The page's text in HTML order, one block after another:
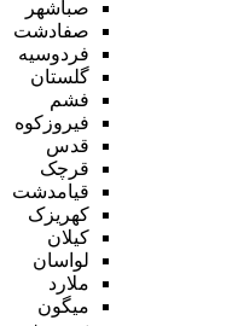
صباشهر
صفادشت
فردوسیه
گلستان
فشم
فیروزکوه
قدس
قرچک
قیامدشت
کهریزک
کیلان
لواسان
ملارد
میگون